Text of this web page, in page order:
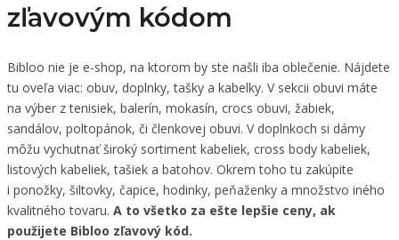
zľavovým kódom
Bibloo nie je e-shop, na ktorom by ste našli iba oblečenie. Nájdete
tu oveľa viac: obuv, doplnky, tašky a kabelky. V sekcii obuvi máte
na výber z tenisiek, balerín, mokasín, crocs obuvi, žabiek,
sandálov, poltopánok, či členkovej obuvi. V doplnkoch si dámy
môžu vychutnať široký sortiment kabeliek, cross body kabeliek,
listových kabeliek, tašiek a batohov. Okrem toho tu zakúpite
i ponožky, šiltovky, čapice, hodinky, peňaženky a množstvo iného
kvalitného tovaru. A to všetko za ešte lepšie ceny, ak
použijete Bibloo zľavový kód.